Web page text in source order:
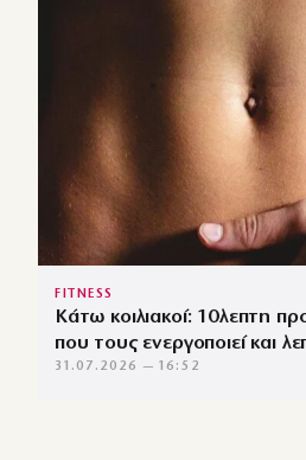
FITNESS
Κάτω κοιλιακοί: 10λεπτη
που τους ενεργοποιεί και
31.07.2026 — 16:52